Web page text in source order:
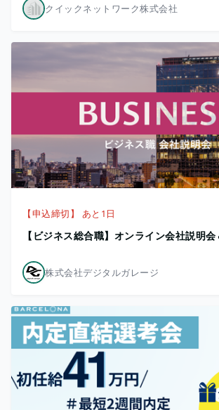
クイックネットワーク株式会社
【申込締切】 あと1日
【ビジネス総合職】オンライン会社説明
株式会社デジタルガレージ